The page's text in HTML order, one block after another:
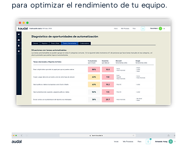
para optimizar el rendimiento de tu equipo.